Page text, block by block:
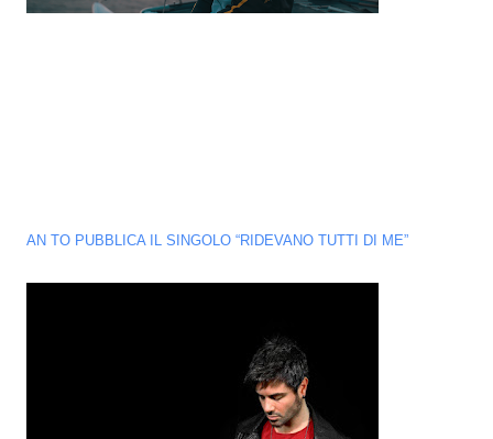
AN TO PUBBLICA IL SINGOLO “RIDEVANO TUTTI DI ME”